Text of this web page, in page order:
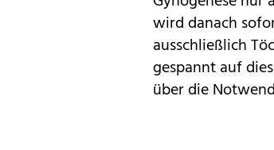
wird danach
ausschließlich
gespannt auf
über die